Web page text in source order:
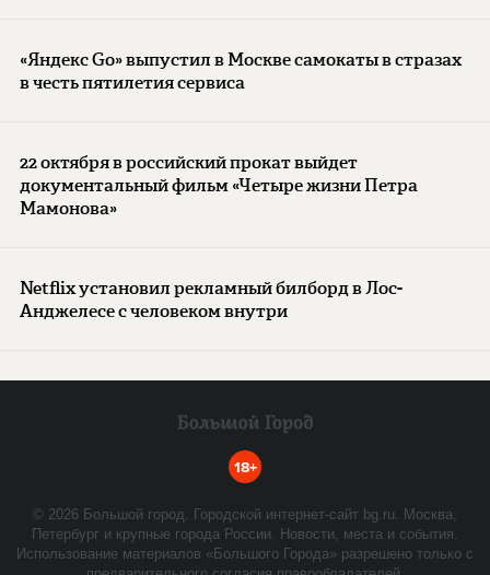
«Яндекс Go» выпустил в Москве самокаты в стразах
в честь пятилетия сервиса
22 октября в российский прокат выйдет
документальный фильм «Четыре жизни Петра
Мамонова»
Netflix установил рекламный билборд в Лос-
Анджелесе с человеком внутри
18+
© 2026 Большой город. Городской интернет-сайт bg.ru. Москва,
Петербург и крупные города России. Новости, места и события.
Использование материалов «Большого Города» разрешено только с